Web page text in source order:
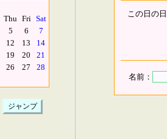
Thu Fri Sat
5 6
7
12 13
14
19 20
21
26 27
28
この日の
名前：